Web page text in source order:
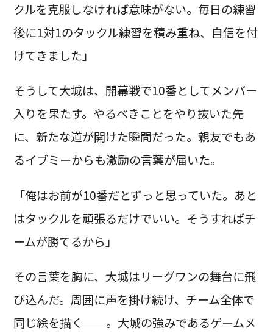
クルを克服しなければ意味がない。毎日の練習
後に1対1のタックル練習を積み重ね、自信を付
けてきました」
そうして大城は、開幕戦で10番としてメンバー
入りを果たす。やるべきことをやり抜いた先
に、新たな道が開けた瞬間だった。親友でもあ
るイブミーからも激励の言葉が届いた。
「俺はお前が10番だとずっと思っていた。あと
はタックルを頑張るだけでいい。そうすればチ
ームが勝てるから」
その言葉を胸に、大城はリーグワンの舞台に飛
び込んだ。周囲に声を掛け続け、チーム全体で
同じ絵を描く──。大城の強みであるゲームメ